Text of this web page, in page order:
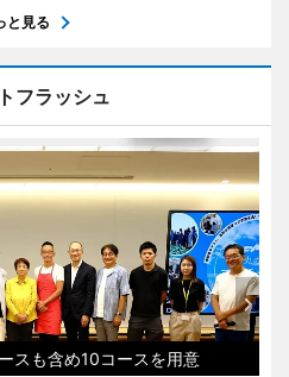
と見る
フラッシュ
スも含め10コースを用意